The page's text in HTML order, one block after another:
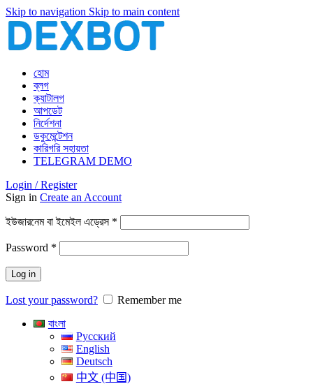
Skip to navigation Skip to main content
হোম
ব্লগ
ক্যাটালগ
আপডেট
নির্দেশনা
ডকুমেন্টেশন
কারিগরি সহায়তা
TELEGRAM DEMO
Login / Register
Sign in Create an Account
ইউজারনেম বা ইমেইল এড্রেস *
Password *
Log in
Lost your password?
Remember me
বাংলা
Русский
English
Deutsch
中文 (中国)